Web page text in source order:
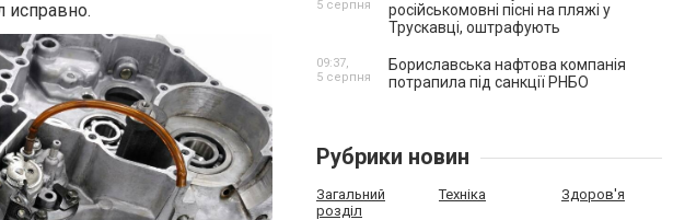
исправно.
російськомовні пісні на пляжі у
Трускавці, оштрафують
5 серпня
Бориславська нафтова компанія
потрапила під санкції РНБО
09:37,
5 серпня
Рубрики новин
Загальний
розділ
Техніка Здоров'я